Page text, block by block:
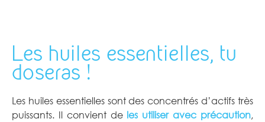
Les huiles essentielles, tu
doseras !
Les huiles essentielles sont des concentrés d’actifs très
puissants. Il convient de les utiliser avec précaution,